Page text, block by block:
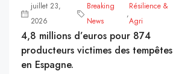
juillet 23,
2026
Breaking
News
,
Résilience &
Agri
4,8 millions d’euros pour 874
producteurs victimes des tempêtes
en Espagne.